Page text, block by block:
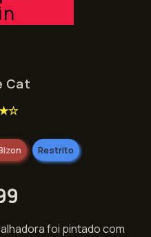
Cat
Restrito
foi pintado com